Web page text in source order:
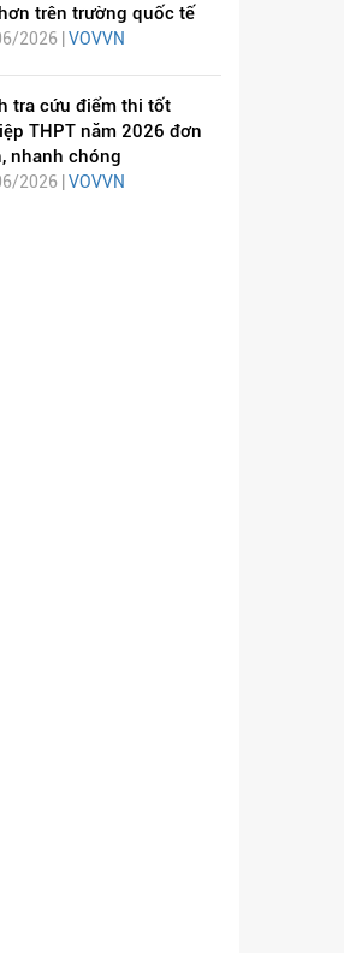
trên trường quốc tế
2026 |VOVVN
tra cứu điểm thi tốt
THPT năm 2026 đơn
nhanh chóng
2026 | VOVVN